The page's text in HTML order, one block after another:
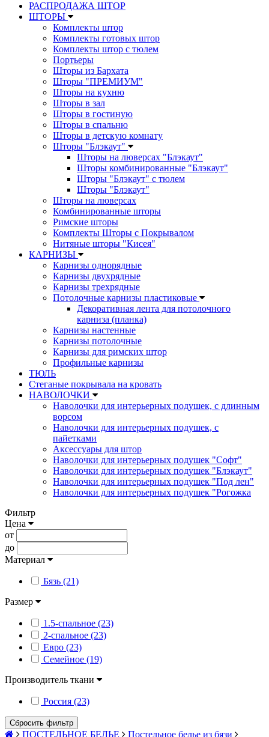
РАСПРОДАЖА ШТОР
ШТОРЫ
Комплекты штор
Комплекты готовых штор
Комплекты штор с тюлем
Портьеры
Шторы из Бархата
Шторы "ПРЕМИУМ"
Шторы на кухню
Шторы в зал
Шторы в гостиную
Шторы в спальню
Шторы в детскую комнату
Шторы "Блэкаут"
Шторы на люверсах "Блэкаут"
Шторы комбинированные "Блэкаут"
Шторы "Блэкаут" с тюлем
Шторы "Блэкаут"
Шторы на люверсах
Комбинированные шторы
Римские шторы
Комплекты Шторы c Покрывалом
Нитяные шторы "Кисея"
КАРНИЗЫ
Карнизы однорядные
Карнизы двухрядные
Карнизы трехрядные
Потолочные карнизы пластиковые
Декоративная лента для потолочного
карниза (планка)
Карнизы настенные
Карнизы потолочные
Карнизы для римских штор
Профильные карнизы
ТЮЛЬ
Стеганые покрывала на кровать
НАВОЛОЧКИ
Наволочки для интерьерных подушек, с длинным
ворсом
Наволочки для интерьерных подушек, с
пайетками
Аксессуары для штор
Наволочки для интерьерных подушек "Софт"
Наволочки для интерьерных подушек "Блэкаут"
Наволочки для интерьерных подушек "Под лен"
Наволочки для интерьерных подушек "Рогожка
Фильтр
Цена
от
до
Материал
Бязь (21)
Размер
1.5-спальное (23)
2-спальное (23)
Евро (23)
Семейное (19)
Производитель ткани
Россия (23)
Сбросить фильтр
ПОСТЕЛЬНОЕ БЕЛЬЕ
Постельное белье из бязи